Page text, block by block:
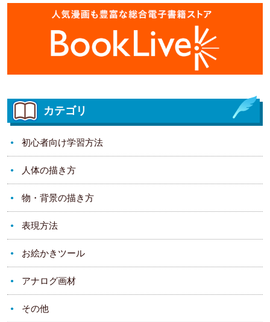
カテゴリ
初心者向け学習方法
人体の描き方
物・背景の描き方
表現方法
お絵かきツール
アナログ画材
その他